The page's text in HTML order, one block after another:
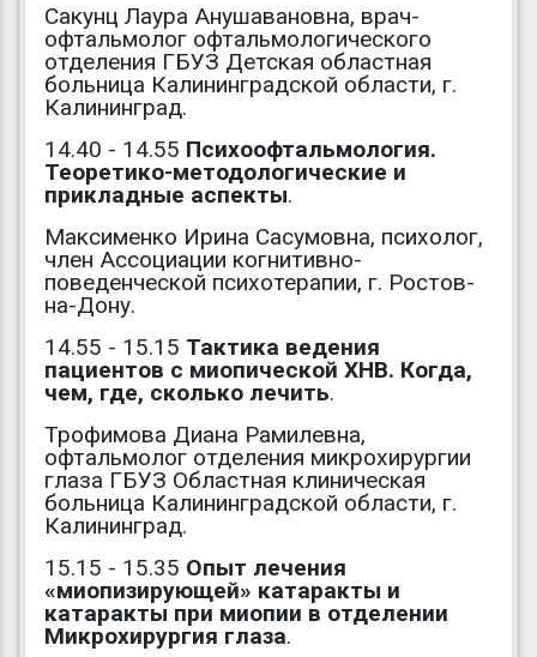
Сакунц Лаура Анушавановна, врач-
офтальмолог офтальмологического
отделения ГБУЗ Детская областная
больница Калининградской области, г.
Калининград.
14.40 - 14.55 Психоофтальмология.
Теоретико-методологические и
прикладные аспекты.
Максименко Ирина Сасумовна, психолог,
член Ассоциации когнитивно-
поведенческой психотерапии, г. Ростов-
на-Дону.
14.55 - 15.15 Тактика ведения
пациентов с миопической ХНВ. Когда,
чем, где, сколько лечить.
Трофимова Диана Рамилевна,
офтальмолог отделения микрохирургии
глаза ГБУЗ Областная клиническая
больница Калининградской области, г.
Калининград.
15.15 - 15.35 Опыт лечения
«миопизирующей» катаракты и
катаракты при миопии в отделении
Микрохирургия глаза.